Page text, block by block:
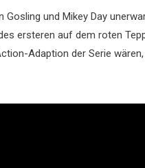
und Mikey Day
ersteren auf dem roten
Adaption der Serie